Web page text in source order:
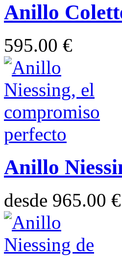
Anillo
595.00 €
Anillo
desde 965.00 €